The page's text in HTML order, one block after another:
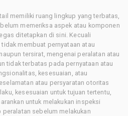
memiliki ruang lingkup yang terbatas,
memeriksa aspek atau komponen
ditetapkan di sini. Kecuali
membuat pernyataan atau
tersirat, mengenai peralatan atau
tidak terbatas pada pernyataan atau
kesesuaian, atau
atau persyaratan otoritas
kesesuaian untuk tujuan tertentu,
untuk melakukan inspeksi
sebelum melakukan